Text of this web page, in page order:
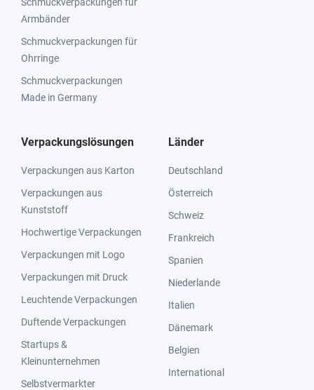
Armbänder
Schmuckverpackungen für
Ohrringe
Schmuckverpackungen
Made in Germany
Verpackungslösungen
Verpackungen aus Karton
Verpackungen aus
Kunststoff
Hochwertige Verpackungen
Verpackungen mit Logo
Verpackungen mit Druck
Leuchtende Verpackungen
Duftende Verpackungen
Startups &
Kleinunternehmen
Selbstvermarkter
Länder
Deutschland
Österreich
Schweiz
Frankreich
Spanien
Niederlande
Italien
Dänemark
Belgien
International